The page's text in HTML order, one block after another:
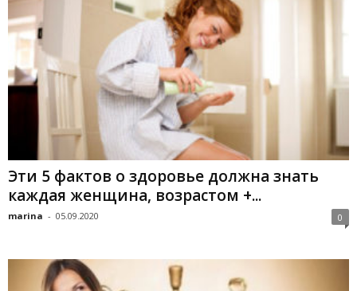
Эти 5 фактов о здоровье должна знать
каждая женщина, возрастом +...
marina - 05.09.2020 0